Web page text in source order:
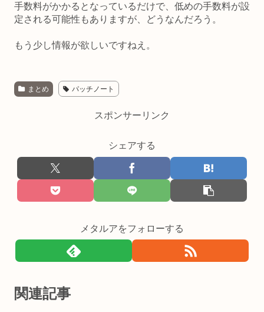
手数料がかかるとなっているだけで、低めの手数料が設
定される可能性もありますが、どうなんだろう。
もう少し情報が欲しいですねえ。
まとめ パッチノート
スポンサーリンク
シェアする
メタルアをフォローする
関連記事